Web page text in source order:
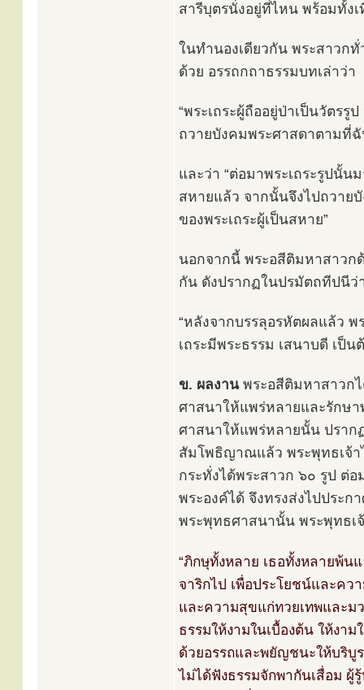
สารีบุตรนั่งอยู่ที่ไหน พร้อมทั้ง
ในทำนองเดียวกัน พระสาวกทั่
ด้วย อรรถกถาธรรมบทเล่าว่า
“พระเถระผู้ถืออยู่ป่าเป็นวัตร
ถวายบังคมพระศาสดาตามที่
และว่า “ต่อมาพระเถระรูปนั้น
สหายแล้ว จากนั้นจึงไปถวาย
ของพระเถระผู้เป็นสหาย”
นอกจากนี้ พระอสีติมหาสาวก
กัน ดังปรากฏในปรมัตถทีปนีว่
“หลังจากบรรลุอรหัตผลแล้ว พ
เถระมีพระธรรม เสนาบดี เป็
ข. ผลงานพระอสีติมหาสาวกไ
ศาสนาให้แพร่หลายและรักษ
ศาสนาให้แพร่หลายนั้น ปราก
สัมโพธิญาณแล้ว พระพุทธเจ้า
กระทั่งได้พระสาวก ๖๐ รูป ต่
พระองค์ได้ จึงทรงส่งไปประ
พระพุทธศาสนานั้น พระพุทธเ
“ภิกษุทั้งหลาย เธอทั้งหลายพ้น
จาริกไป เพื่อประโยชน์และคว
และความสุขแก่ทวยเทพและม
ธรรมให้งามในเบื้องต้น ให้งา
ด้วยอรรถและพยัญชนะให้บริบู
ไม่ได้ฟังธรรมจักพากันเสื่อม ผู้